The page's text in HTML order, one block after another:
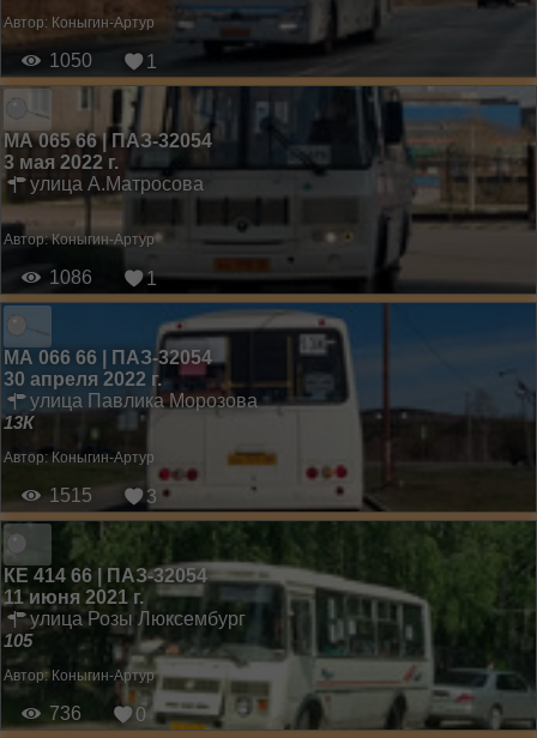
Автор: Коныгин-Артур
1050 1
МА 065 66 | ПАЗ-32054
3 мая 2022 г.
улица А.Матросова
Автор:Коныгин-Артур
1086 1
МА 066 66 | ПАЗ-32054
30 апреля 2022 г.
улица Павлика Морозова
13К
Автор: Коныгин-Артур
1515 3
КЕ 414 66 | ПАЗ-32054
11 июня 2021 г.
улица Розы Люксембург
105
Автор: Коныгин-Артур
736 0